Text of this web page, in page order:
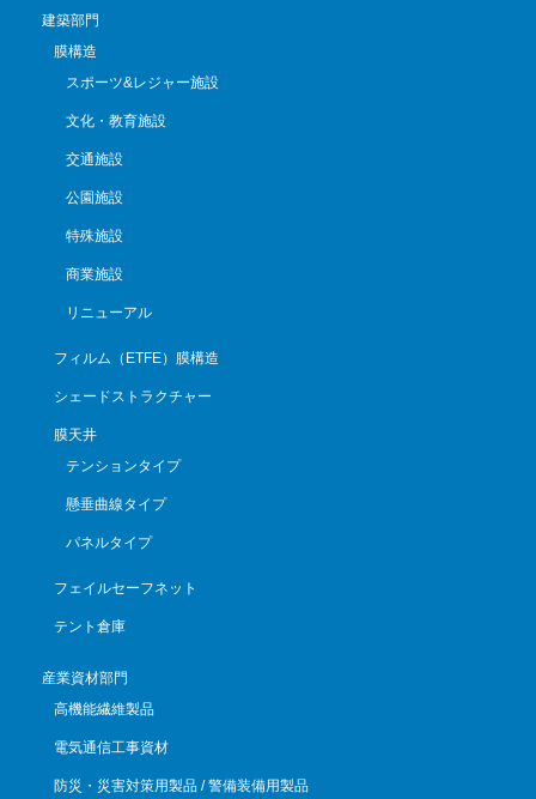
建築部門
膜構造
スポーツ&レジャー施設
文化・教育施設
交通施設
公園施設
特殊施設
商業施設
リニューアル
フィルム（ETFE）膜構造
シェードストラクチャー
膜天井
テンションタイプ
懸垂曲線タイプ
パネルタイプ
フェイルセーフネット
テント倉庫
産業資材部門
高機能繊維製品
電気通信工事資材
防災・災害対策用製品 / 警備装備用製品